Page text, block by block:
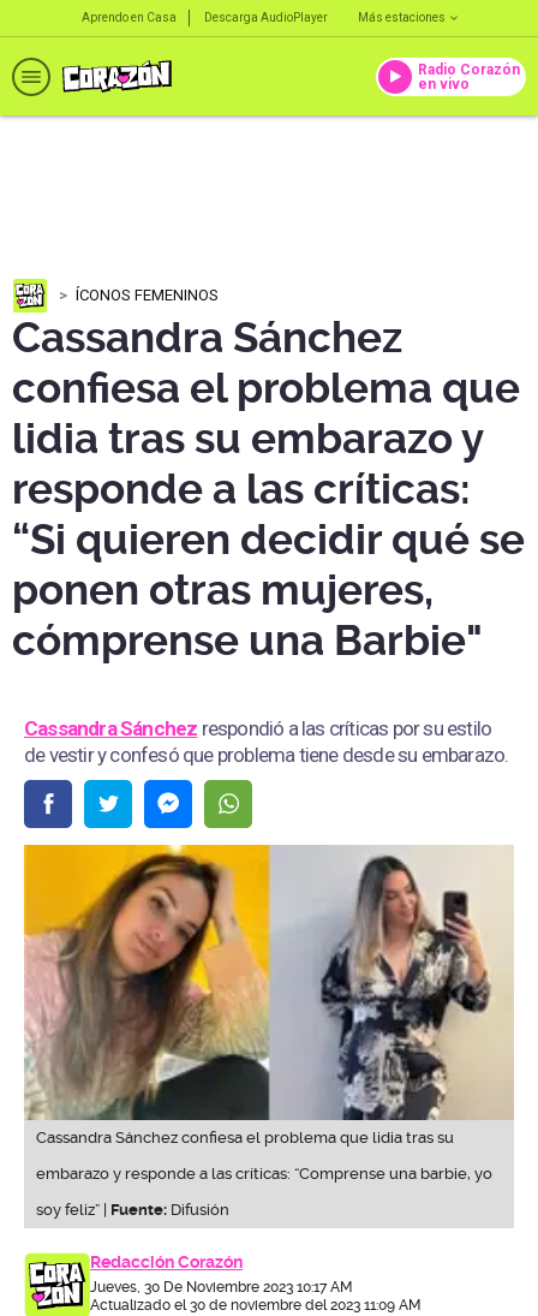
Aprendo en Casa Descarga AudioPlayer Más estaciones
Radio Corazón
en vivo
ÍCONOS FEMENINOS
Cassandra Sánchez
confiesa el problema que
lidia tras su embarazo y
responde a las críticas:
“Si quieren decidir qué se
ponen otras mujeres,
cómprense una Barbie"
Cassandra Sánchez respondió a las críticas por su estilo
de vestir y confesó que problema tiene desde su embarazo.
Cassandra Sánchez confiesa el problema que lidia tras su
embarazo y responde a las críticas: “Comprense una barbie, yo
soy feliz” | Fuente: Difusión
Redacción Corazón
Jueves, 30 De Noviembre 2023 10:17 AM
Actualizado el 30 de noviembre del 2023 11:09 AM